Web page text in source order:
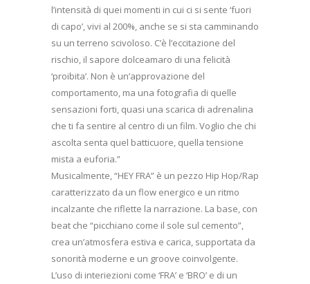
l’intensità di quei momenti in cui ci si sente ‘fuori
di capo’, vivi al 200%, anche se si sta camminando
su un terreno scivoloso. C’è l’eccitazione del
rischio, il sapore dolceamaro di una felicità
‘proibita’. Non è un’approvazione del
comportamento, ma una fotografia di quelle
sensazioni forti, quasi una scarica di adrenalina
che ti fa sentire al centro di un film. Voglio che chi
ascolta senta quel batticuore, quella tensione
mista a euforia.”
Musicalmente, “HEY FRA” è un pezzo Hip Hop/Rap
caratterizzato da un flow energico e un ritmo
incalzante che riflette la narrazione. La base, con
beat che “picchiano come il sole sul cemento”,
crea un’atmosfera estiva e carica, supportata da
sonorità moderne e un groove coinvolgente.
L’uso di interiezioni come ‘FRA’ e ‘BRO’ e di un